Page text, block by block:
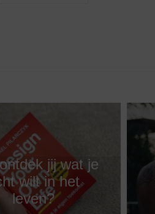
jij wat je
wilt in het
leven?